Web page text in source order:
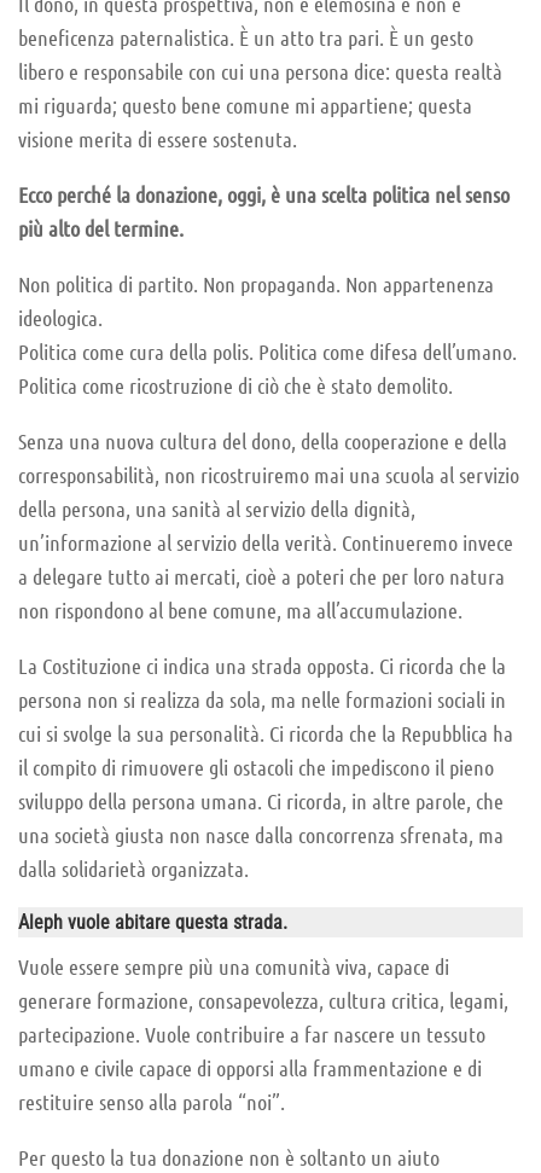
beneficenza paternalistica. È un atto tra pari. È un gesto
libero e responsabile con cui una persona dice: questa realtà
mi riguarda; questo bene comune mi appartiene; questa
visione merita di essere sostenuta.
Ecco perché la donazione, oggi, è una scelta politica nel senso
più alto del termine.
Non politica di partito. Non propaganda. Non appartenenza
ideologica.
Politica come cura della polis. Politica come difesa dell’umano.
Politica come ricostruzione di ciò che è stato demolito.
Senza una nuova cultura del dono, della cooperazione e della
corresponsabilità, non ricostruiremo mai una scuola al servizio
della persona, una sanità al servizio della dignità,
un’informazione al servizio della verità. Continueremo invece
a delegare tutto ai mercati, cioè a poteri che per loro natura
non rispondono al bene comune, ma all’accumulazione.
La Costituzione ci indica una strada opposta. Ci ricorda che la
persona non si realizza da sola, ma nelle formazioni sociali in
cui si svolge la sua personalità. Ci ricorda che la Repubblica ha
il compito di rimuovere gli ostacoli che impediscono il pieno
sviluppo della persona umana. Ci ricorda, in altre parole, che
una società giusta non nasce dalla concorrenza sfrenata, ma
dalla solidarietà organizzata.
Aleph vuole abitare questa strada.
Vuole essere sempre più una comunità viva, capace di
generare formazione, consapevolezza, cultura critica, legami,
partecipazione. Vuole contribuire a far nascere un tessuto
umano e civile capace di opporsi alla frammentazione e di
restituire senso alla parola “noi”.
Per questo la tua donazione non è soltanto un aiuto